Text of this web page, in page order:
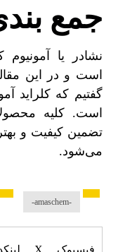
جمع
نشادر یا
است و در این
گفتیم که کلراید
است. کلیه
تضمین کیفیت و
می‌شود.
-amaschem-